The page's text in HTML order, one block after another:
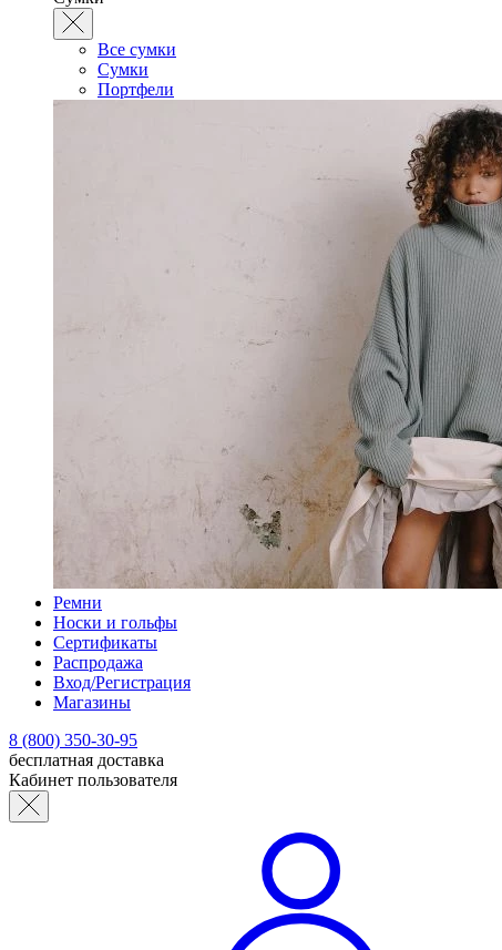
Все сумки
Сумки
Портфели
Ремни
Носки и гольфы
Сертификаты
Распродажа
Вход/Регистрация
Магазины
8 (800) 350-30-95
бесплатная доставка
Кабинет пользователя